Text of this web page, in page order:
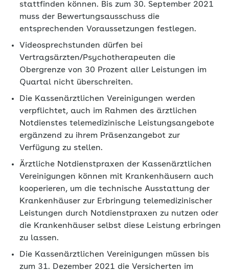
stattfinden können. Bis zum 30. September 2021
muss der Bewertungsausschuss die
entsprechenden Voraussetzungen festlegen.
Videosprechstunden dürfen bei
Vertragsärzten/Psychotherapeuten die
Obergrenze von 30 Prozent aller Leistungen im
Quartal nicht überschreiten.
Die Kassenärztlichen Vereinigungen werden
verpflichtet, auch im Rahmen des ärztlichen
Notdienstes telemedizinische Leistungsangebote
ergänzend zu ihrem Präsenzangebot zur
Verfügung zu stellen.
Ärztliche Notdienstpraxen der Kassenärztlichen
Vereinigungen können mit Krankenhäusern auch
kooperieren, um die technische Ausstattung der
Krankenhäuser zur Erbringung telemedizinischer
Leistungen durch Notdienstpraxen zu nutzen oder
die Krankenhäuser selbst diese Leistung erbringen
zu lassen.
Die Kassenärztlichen Vereinigungen müssen bis
zum 31. Dezember 2021 die Versicherten im